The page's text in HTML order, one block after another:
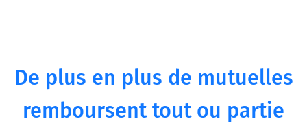
De plus en plus de mutuelles
remboursent tout ou partie